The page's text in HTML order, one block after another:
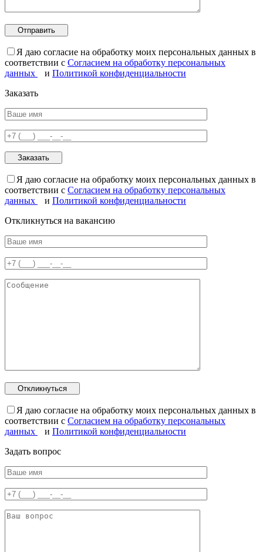
Я даю согласие на обработку моих персональных данных в
соответствии с Согласием на обработку персональных
данных
и Политикой конфиденциальности
Заказать
Я даю согласие на обработку моих персональных данных в
соответствии с Согласием на обработку персональных
данных
и Политикой конфиденциальности
Откликнуться на вакансию
Я даю согласие на обработку моих персональных данных в
соответствии с Согласием на обработку персональных
данных
и Политикой конфиденциальности
Задать вопрос